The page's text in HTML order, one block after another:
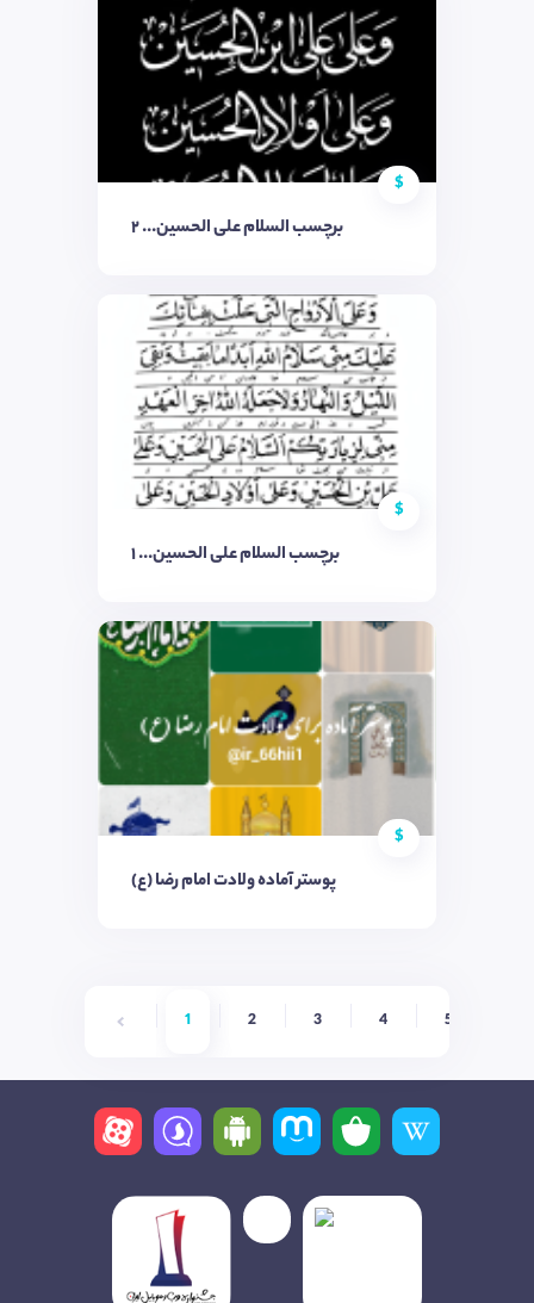
$
برچسب السلام علی الحسین..‌. ۲
$
برچسب السلام علی الحسین..‌. ۱
$
پوستر آماده ولادت امام رضا (ع)
1 2 3 4 5